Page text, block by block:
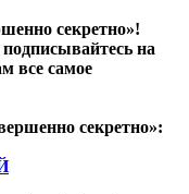
секретно»!
на
все самое
секретно»: